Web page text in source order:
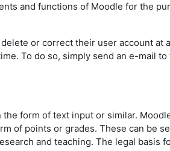
and functions of Moodle for the
or correct their user account
To do so, simply send an e-mail
form of text input or similar.
of points or grades. These can be
and teaching. The legal basis